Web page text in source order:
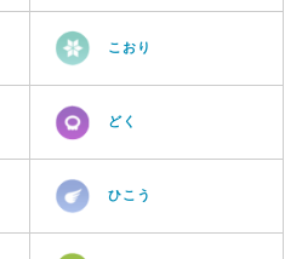
こおり
どく
ひこう